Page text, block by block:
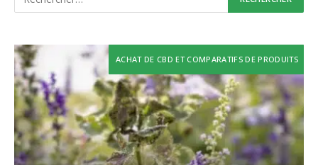
ACHAT DE CBD ET COMPARATIFS DE PRODUITS